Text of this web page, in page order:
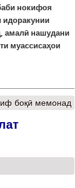
нокифоя
идоракунии
амалӣ нашудани
муассисаҳои
боқӣ мемонад